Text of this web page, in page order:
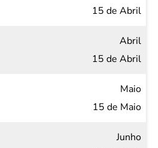
15 de Abril
Abril
15 de Abril
Maio
15 de Maio
Junho